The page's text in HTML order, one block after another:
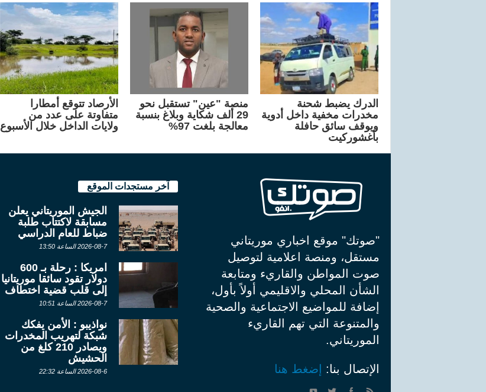
الدرك يضبط شحنة
مخدرات مخفية داخل أدوية
ويوقف سائق حافلة
بأغشوركيت
منصة "عين" تستقبل نحو
29 ألف شكاية وبلاغ بنسبة
معالجة بلغت 97%
الأرصاد تتوقع أمطارا
متفاوتة على عدد من
ولايات الداخل خلال الأسبوع
"صوتك" موقع اخباري موريتاني
مستقل، ومنصة اعلامية لتوصيل
صوت المواطن والقاريء ومتابعة
الشأن المحلي والاقليمي أولاً بأول،
إضافة للمواضيع الاجتماعية والصحية
والمتنوعة التي تهم القاريء
الموريتاني.
الإتصال بنا: إضغط هنا
آخر مستجدات الموقع
الجيش الموريتاني يعلن
مسابقة لاكتتاب طلبة
ضباط للعام الدراسي
2026-08-7 الساعة 13:50
امريكا : رحلة بـ 600
دولار تقود سائقا موريتانيا
إلى قلب قضية اختطاف
2026-08-7 الساعة 10:51
نواذيبو : الأمن يفكك
شبكة لتهريب المخدرات
ويصادر 210 كلغ من
الحشيش
2026-08-6 الساعة 22:32